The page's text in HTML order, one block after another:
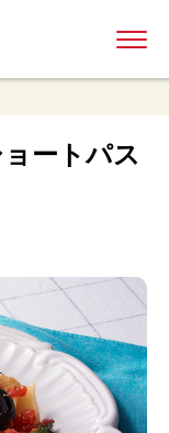
ートパス